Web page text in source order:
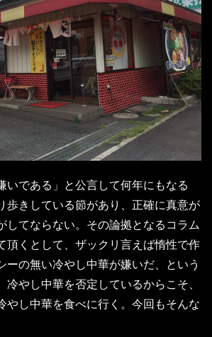
である」と公言して何年にもなる
歩きしている節があり、正確に真意が
してならない。その論拠となるコラム
頂くとして、ザックリ言えば惰性で作
ーの無い冷やし中華が嫌いだ、という
やし中華を否定しているからこそ、
やし中華を食べに行く。今回もそんな